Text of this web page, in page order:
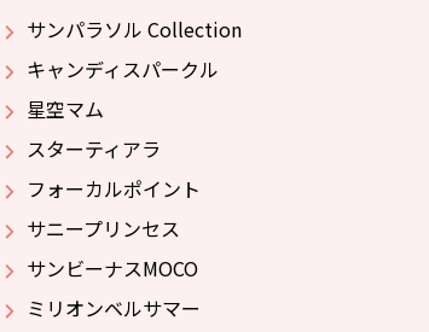
サンパラソル Collection
キャンディスパークル
星空マム
スターティアラ
フォーカルポイント
サニープリンセス
サンビーナスMOCO
ミリオンベルサマー